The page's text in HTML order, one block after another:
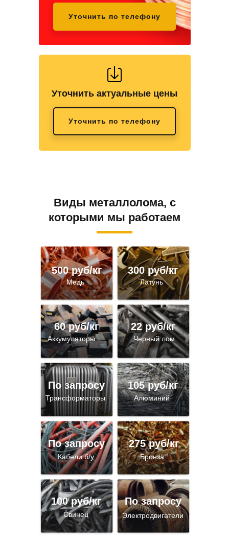
Уточнить актуальные цены
Уточнить по телефону
Уточнить по телефону
Виды металлолома, с
которыми мы работаем
500 руб/кг
Медь
300 руб/кг
Латунь
275 руб/кг
Бронза
100 руб/кг
Свинец
60 руб/кг
Аккумуляторы
22 руб/кг
Черный лом
По запросу
Электродвигатели
По запросу
Кабели б/у
По запросу
Трансформаторы
105 руб/кг
Алюминий